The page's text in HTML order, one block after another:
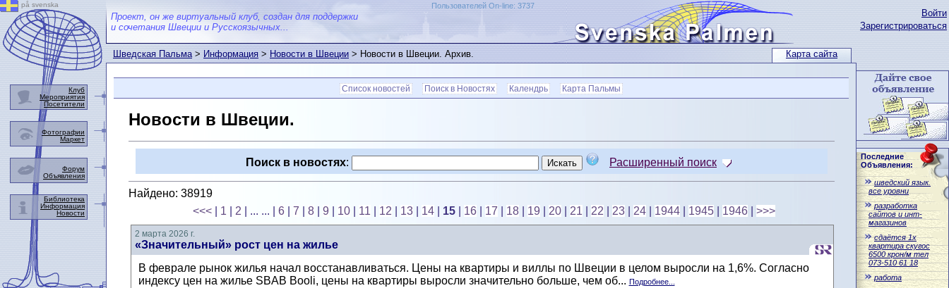
Карта сайта
Войти
Зарегистрироваться
Последние
Объявления:
шведский язык.
все уровни
разработка
сайтов и инт-
магазинов
сдаётся 1x
квартира скугос
6500 крон/м тел
073-510 61 18
работа
Проект, он же виртуальный клуб, создан для поддержки
и сочетания Швеции и Русскоязычных...
Пользователей On-line: 3737
Шведская Пальма>Информация>Новости в Швеции> Новости в Швеции. Архив.
Список новостей Поиск в Новостях Календрь Карта Пальмы
Новости в Швеции.
Поиск в новостях: Расширенный поиск
Найдено: 38919
<<<
1 2 | ... ... 6 7 8 9 10 11 12 13 14 15 16 17 18 19 20 21 22 23 24 1944 1945 1946 >>>
2 марта 2026 г.
«Значительный» рост цен на жилье
В феврале рынок жилья начал восстанавливаться. Цены на квартиры и виллы по Швеции в целом выросли на 1,6%. Согласно
индексу цен на жилье SBAB Booli, цены на квартиры выросли значительно больше, чем об... Подробнее...
på svenska
Клуб
Мероприятия
Посетители
Фотографии
Маркет
Форум
Объявления
Библиотека
Информация
Новости